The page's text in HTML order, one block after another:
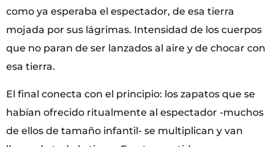
como ya esperaba el espectador, de esa tierra
mojada por sus lágrimas. Intensidad de los cuerpos
que no paran de ser lanzados al aire y de chocar con
esa tierra.
El final conecta con el principio: los zapatos que se
habían ofrecido ritualmente al espectador -muchos
de ellos de tamaño infantil- se multiplican y van